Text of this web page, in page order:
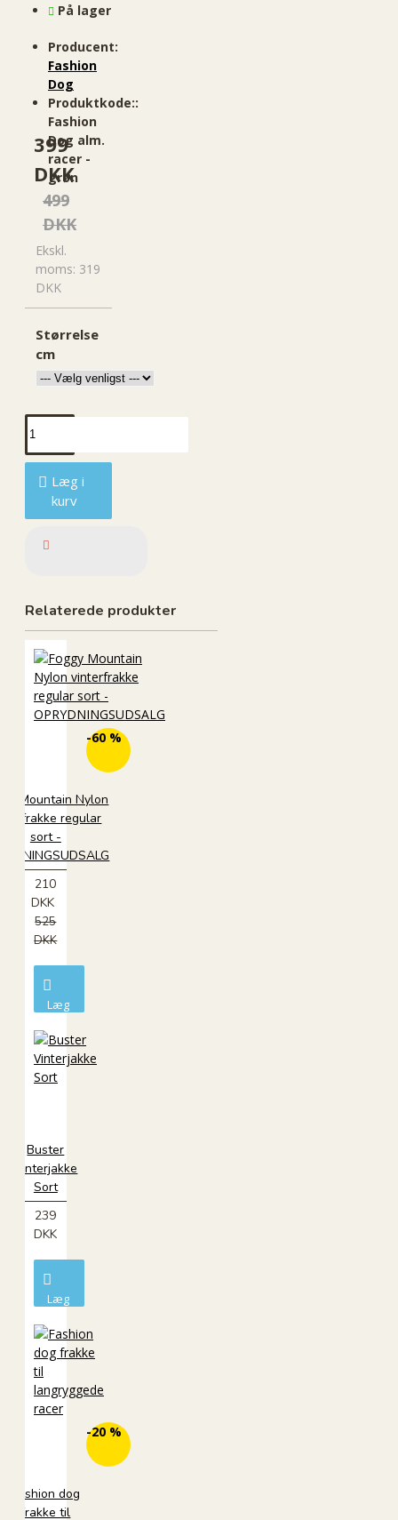
399
DKK
499
DKK
Ekskl.
moms: 319
DKK
På lager
Producent:
Fashion
Dog
Produktkode::
Fashion
Dog alm.
racer -
grøn
Størrelse
cm
Læg i
kurv
Relaterede produkter
-60 %
Mountain Nylon
regular
sort -
210
DKK
525
DKK
Læg
kurv
Buster
Vinterjakke
Sort
239
DKK
Læg
kurv
-20 %
Fashion dog
frakke til